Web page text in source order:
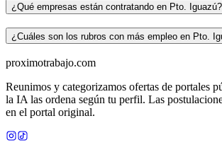
¿Qué empresas están contratando en Pto. Iguazú?
¿Cuáles son los rubros con más empleo en Pto.
proximotrabajo.com
Reunimos y categorizamos ofertas de portales
la IA las ordena según tu perfil. Las
en el portal original.